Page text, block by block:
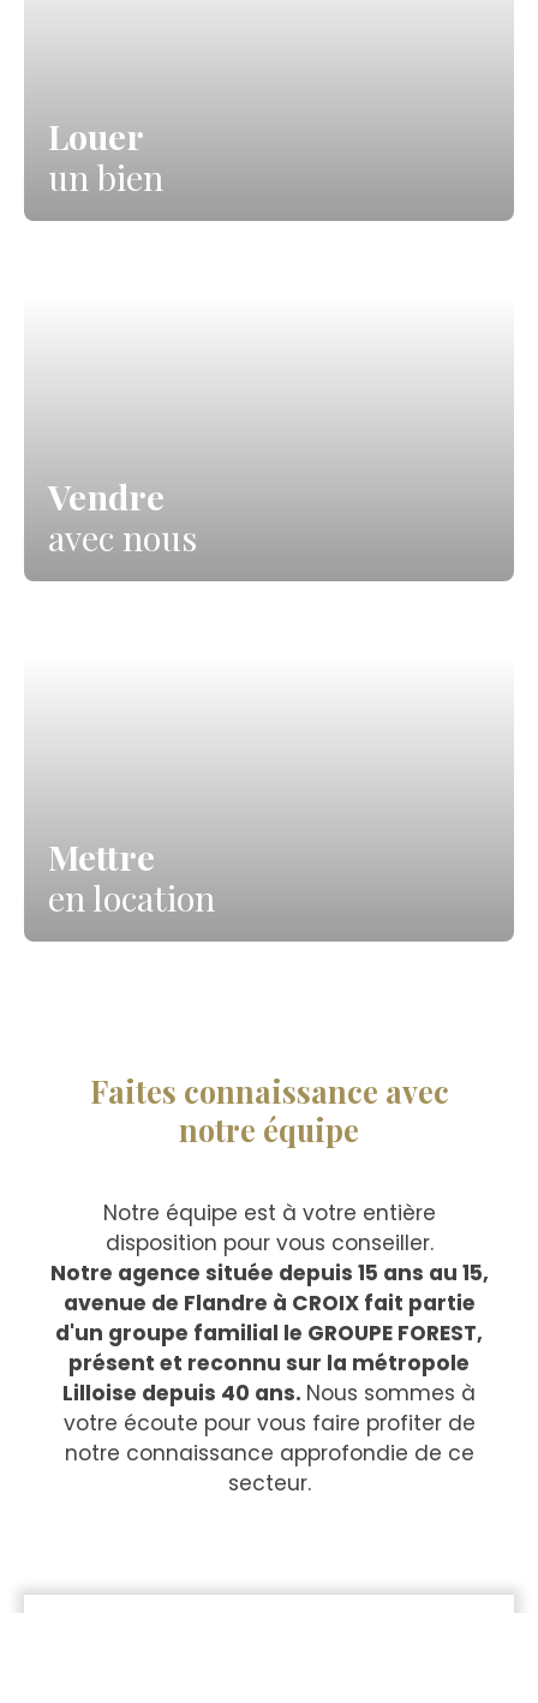
Louer
un bien
Vendre
avec nous
Mettre
en location
Faites connaissance avec
notre équipe
Notre équipe est à votre entière
disposition pour vous conseiller.
Notre agence située depuis 15 ans au 15,
avenue de Flandre à CROIX fait partie
d'un groupe familial le GROUPE FOREST,
présent et reconnu sur la métropole
Lilloise depuis 40 ans. Nous sommes à
votre écoute pour vous faire profiter de
notre connaissance approfondie de ce
secteur.